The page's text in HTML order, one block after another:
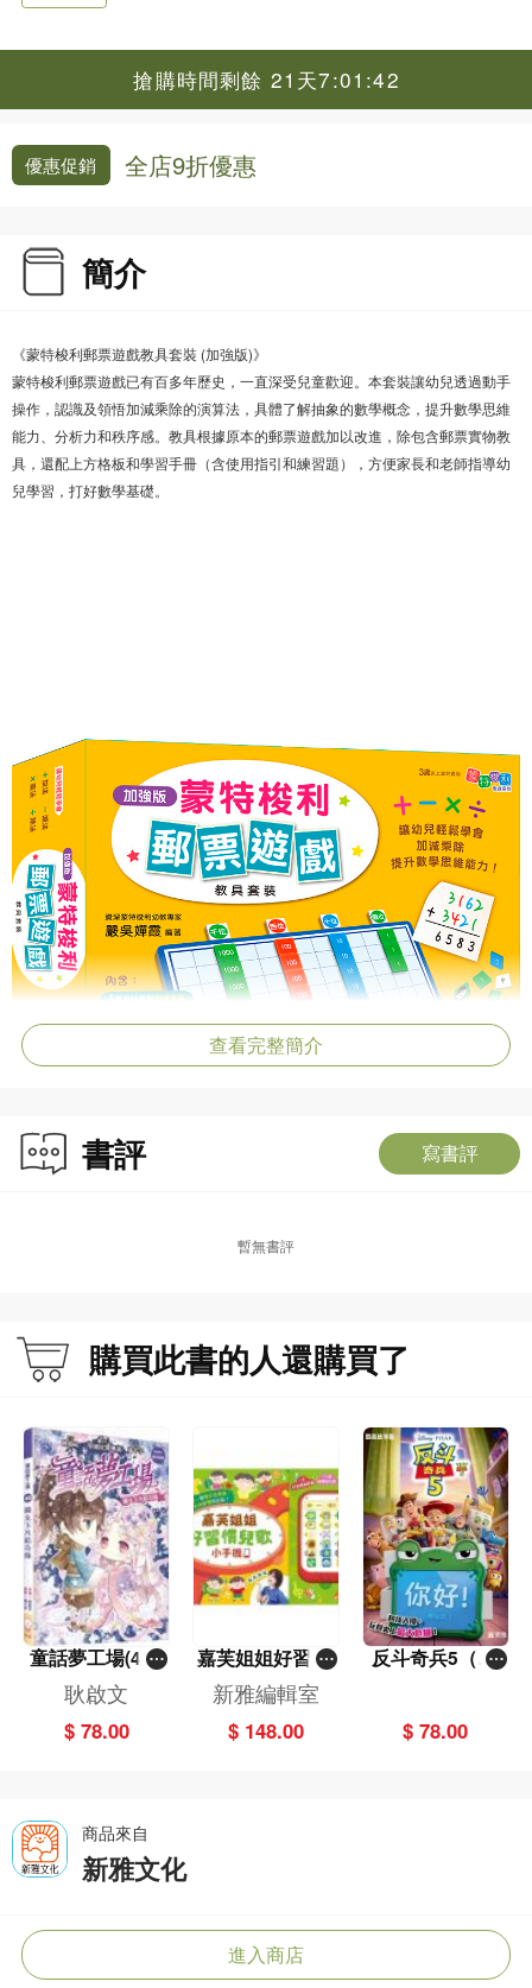
搶購時間剩餘 21天7:01:42
優惠促銷 全店9折優惠
簡介
《蒙特梭利郵票遊戲教具套裝 (加強版)》
蒙特梭利郵票遊戲已有百多年歷史，一直深受兒童歡迎。本套裝讓幼兒透過動手
操作，認識及領悟加減乘除的演算法，具體了解抽象的數學概念，提升數學思維
能力、分析力和秩序感。教具根據原本的郵票遊戲加以改進，除包含郵票實物教
具，還配上方格板和學習手冊（含使用指引和練習題），方便家長和老師指導幼
兒學習，打好數學基礎。
查看完整簡介
書評 寫書評
暫無書評
購買此書的人還購買了
童話夢工場(40)
——織女下凡結
奇緣
耿啟文
$ 78.00
嘉芙姐姐好習慣
兒歌小手機
新雅編輯室
$ 148.00
反斗奇兵5（圖
$ 78.00
商品來自
新雅文化
進入商店